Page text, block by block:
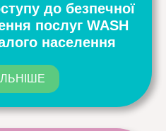
до безпечної
послуг WASH
населення